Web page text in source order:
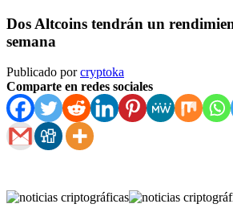
Dos Altcoins tendrán un
semana
Publicado porcryptoka
Comparte en redes sociales